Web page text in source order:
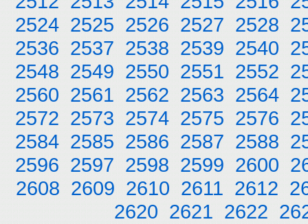
2524 2525 2526 2527 2528
2536 2537 2538 2539 2540
2548 2549 2550 2551 2552
2560 2561 2562 2563 2564
2572 2573 2574 2575 2576
2584 2585 2586 2587 2588
2596 2597 2598 2599 2600
2608 2609 2610 2611 2612
2620 2621 2622